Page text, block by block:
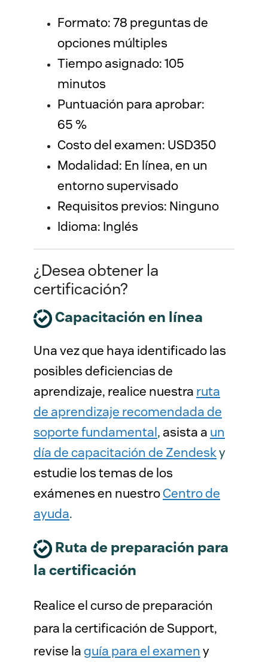
Formato: 78 preguntas de
Tiempo asignado: 105
minutos
Puntuación para aprobar:
65 %
Costo del examen: USD350
Modalidad: En línea, en un
entorno supervisado
Requisitos previos: Ninguno
Idioma: Inglés
¿Desea obtener la
certificación?
Capacitación en línea
Una vez que haya identificado las
posibles deficiencias de
aprendizaje, realice nuestra ruta
de aprendizaje recomendada de
soporte fundamental, asista a un
día de capacitación de Zendesky
estudie los temas de los
exámenes en nuestroCentro de
ayuda.
Ruta de preparación para
la certificación
Realice el curso de preparación
para la certificación de Support,
revise laguía para el exameny